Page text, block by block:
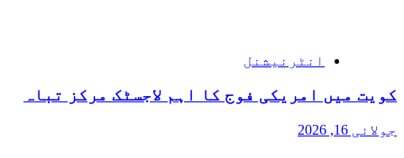
انٹرنیشنل
کویت میں امریکی فوج کا اہم لاجسٹک مرکز تباہ
جولائی 16, 2026